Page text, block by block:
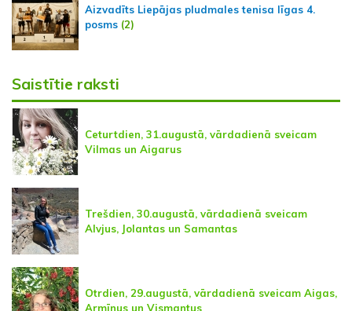
Aizvadīts Liepājas pludmales tenisa līgas 4.
posms (2)
Saistītie raksti
Ceturtdien, 31.augustā, vārdadienā sveicam
Vilmas un Aigarus
Trešdien, 30.augustā, vārdadienā sveicam
Alvjus, Jolantas un Samantas
Otrdien, 29.augustā, vārdadienā sveicam Aigas,
Armīnus un Vismantus